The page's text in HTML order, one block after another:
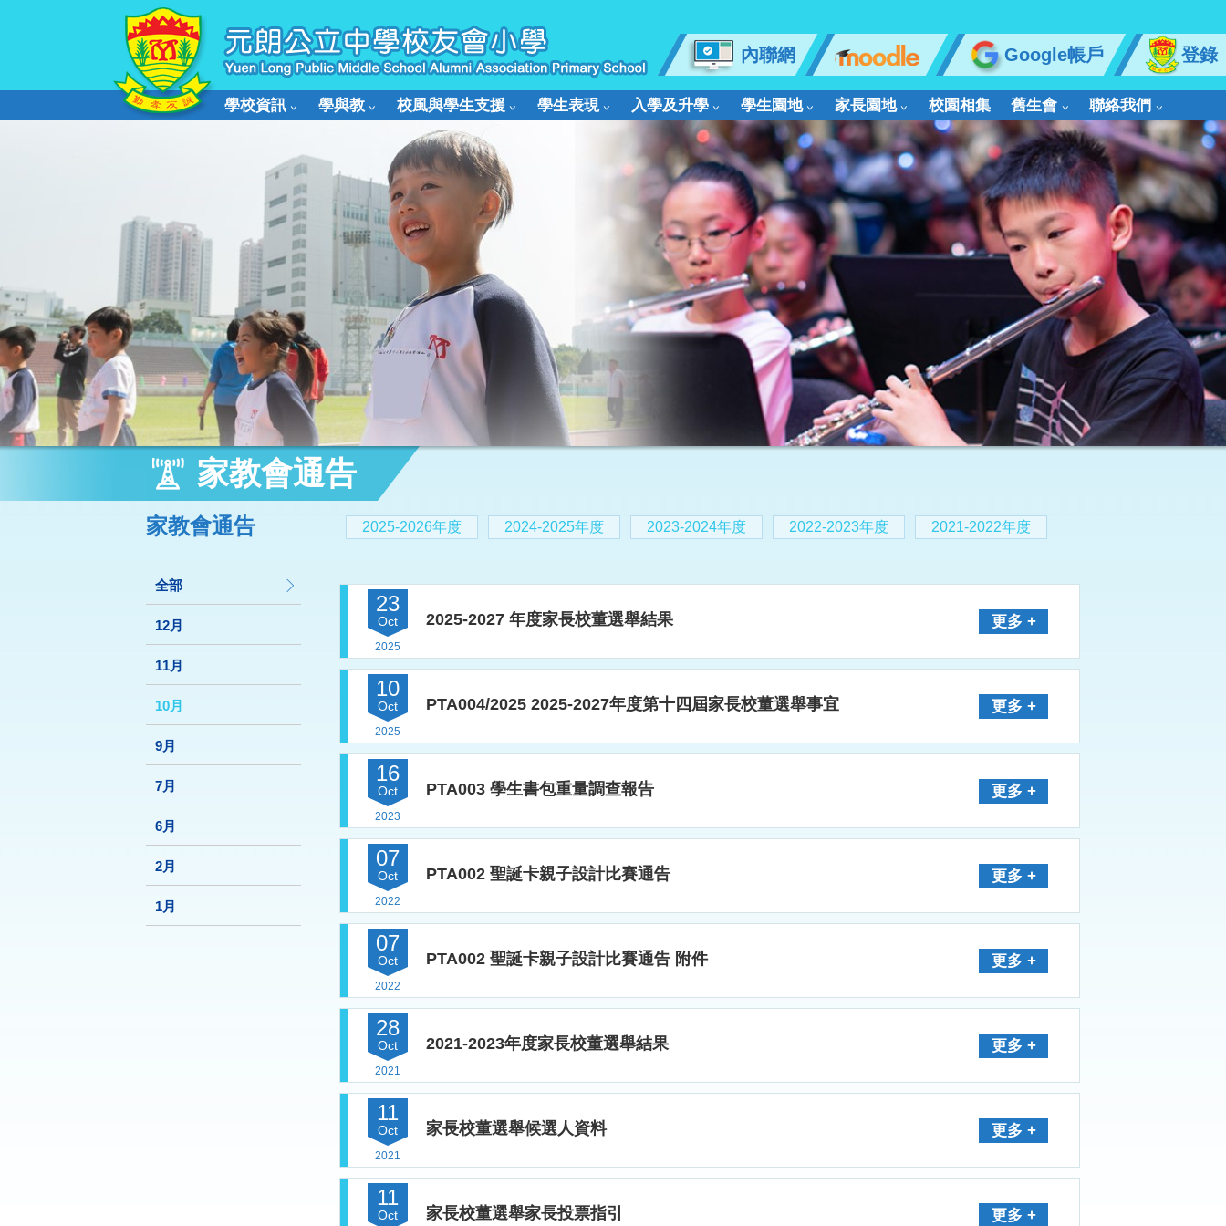
內聯網 Google帳戶 登錄
學校資訊 學與教 校風與學生支援 學生表現 入學及升學 學生園地 家長園地 校園相集 舊生會 聯絡我們
家教會通告
2025-2026年度 2024-2025年度 2023-2024年度 2022-2023年度 2021-2022年度
家教會通告
全部
12月
11月
10月
9月
7月
6月
2月
1月
23
Oct
2025
2025-2027 年度家長校董選舉結果 更多 +
10
Oct
2025
PTA004/2025 2025-2027年度第十四屆家長校董選舉事宜 更多 +
16
Oct
2023
PTA003 學生書包重量調查報告 更多 +
07
Oct
2022
PTA002 聖誕卡親子設計比賽通告 更多 +
07
Oct
2022
PTA002 聖誕卡親子設計比賽通告 附件 更多 +
28
Oct
2021
2021-2023年度家長校董選舉結果 更多 +
11
Oct
2021
家長校董選舉候選人資料 更多 +
11
Oct 家長校董選舉家長投票指引 更多 +